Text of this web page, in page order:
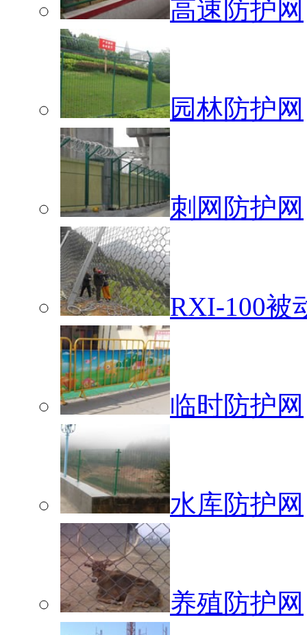
高速防护网
园林防护网
刺网防护网
RXI-100被
临时防护网
水库防护网
养殖防护网